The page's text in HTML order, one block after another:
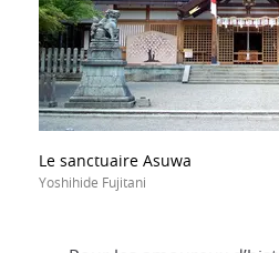
Le sanctuaire Asuwa
Yoshihide Fujitani